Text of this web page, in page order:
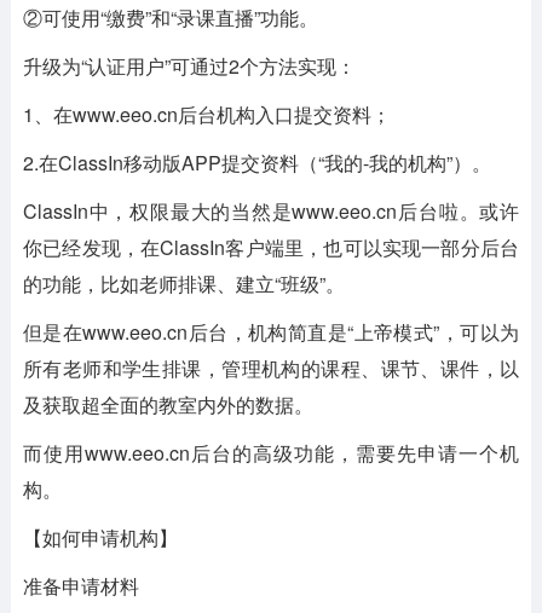
②可使用“缴费”和“录课直播”功能。
升级为“认证用户”可通过2个方法实现：
1、在www.eeo.cn后台机构入口提交资料；
2.在ClassIn移动版APP提交资料（“我的-我的机构”）。
ClassIn中，权限最大的当然是www.eeo.cn后台啦。或许
你已经发现，在ClassIn客户端里，也可以实现一部分后台
的功能，比如老师排课、建立“班级”。
但是在www.eeo.cn后台，机构简直是“上帝模式”，可以为
所有老师和学生排课，管理机构的课程、课节、课件，以
及获取超全面的教室内外的数据。
而使用www.eeo.cn后台的高级功能，需要先申请一个机
构。
【如何申请机构】
准备申请材料